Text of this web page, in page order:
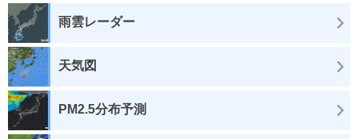
雨雲レーダー
天気図
PM2.5分布予測